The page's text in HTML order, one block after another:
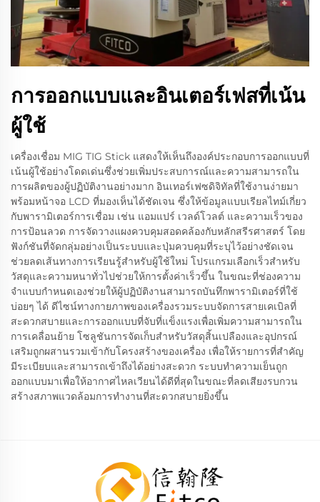
การออกแบบและอินเตอร์เฟสที่เน้น
ผู้ใช้
เครื่องเชื่อม MIG TIG Stick แสดงให้เห็นถึงองค์ประกอบการออกแบบที่
เน้นผู้ใช้อย่างโดดเด่นซึ่งช่วยเพิ่มประสบการณ์และความสามารถใน
การผลิตของผู้ปฏิบัติงานอย่างมาก อินเทอร์เฟซดิจิทัลที่ใช้งานง่ายมา
พร้อมหน้าจอ LCD ที่มองเห็นได้ชัดเจน ซึ่งให้ข้อมูลแบบเรียลไทม์เกี่ยว
กับพารามิเตอร์การเชื่อม เช่น แอมแปร์ เวลด์โวลต์ และความเร็วของ
การป้อนลวด การจัดวางแผงควบคุมสอดคล้องกับหลักสรีรศาสตร์ โดย
ฟังก์ชันที่จัดกลุ่มอย่างเป็นระบบและปุ่มควบคุมที่ระบุไว้อย่างชัดเจน
ช่วยลดเส้นทางการเรียนรู้สำหรับผู้ใช้ใหม่ โปรแกรมเลือกเร็วสำหรับ
วัสดุและความหนาทั่วไปช่วยให้การตั้งค่าเร็วขึ้น ในขณะที่ช่องความ
จำแบบกำหนดเองช่วยให้ผู้ปฏิบัติงานสามารถบันทึกพารามิเตอร์ที่ใช้
บ่อยๆ ได้ ดีไซน์ทางกายภาพของเครื่องรวมระบบจัดการสายเคเบิลที่
สะดวกสบายและการออกแบบที่จับที่แข็งแรงเพื่อเพิ่มความสามารถใน
การเคลื่อนย้าย โซลูชันการจัดเก็บสำหรับวัสดุสิ้นเปลืองและอุปกรณ์
เสริมถูกผสานรวมเข้ากับโครงสร้างของเครื่อง เพื่อให้รายการที่สำคัญ
มีระเบียบและสามารถเข้าถึงได้อย่างสะดวก ระบบทำความเย็นถูก
ออกแบบมาเพื่อให้อากาศไหลเวียนได้ดีที่สุดในขณะที่ลดเสียงรบกวน
สร้างสภาพแวดล้อมการทำงานที่สะดวกสบายยิ่งขึ้น